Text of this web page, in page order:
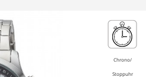
Chrono/
Stoppuhr